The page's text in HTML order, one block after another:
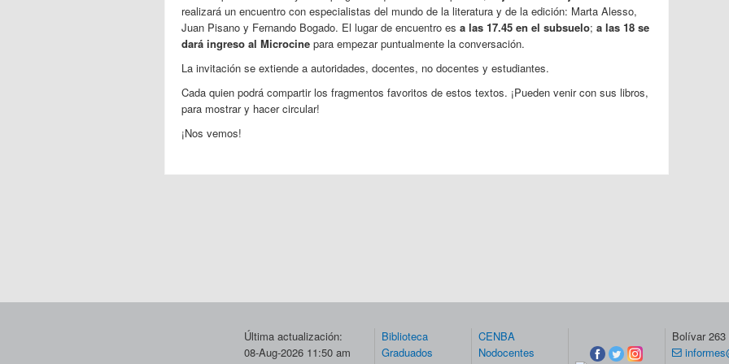
realizará un encuentro con especialistas del mundo de la literatura y de la edición: Marta Alesso,
Juan Pisano y Fernando Bogado. El lugar de encuentro es a las 17.45 en el subsuelo; a las 18 se
dará ingreso al Microcine para empezar puntualmente la conversación.
La invitación se extiende a autoridades, docentes, no docentes y estudiantes.
Cada quien podrá compartir los fragmentos favoritos de estos textos. ¡Pueden venir con sus libros,
para mostrar y hacer circular!
¡Nos vemos!
Última actualización:
08-Aug-2026 11:50 am
Biblioteca
Graduados
CENBA
Nodocentes
Bolívar